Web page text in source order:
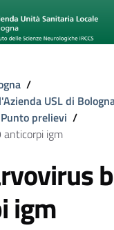
/
USL di
Punto prelievi /
anticorpi igm
igm